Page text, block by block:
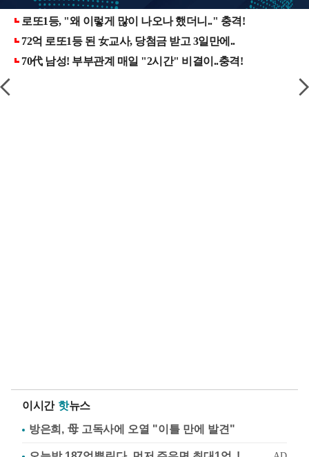
이시간 핫뉴스
방은희, 母 고독사에 오열 "이틀 만에 발견"